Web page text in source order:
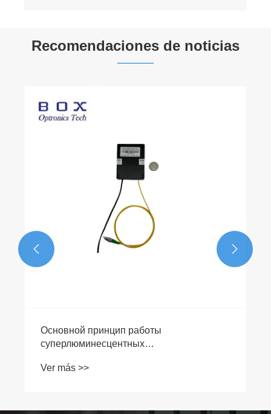
Recomendaciones de noticias
El papel de un amplificador óptico de
semiconductores
Ver más >>
 